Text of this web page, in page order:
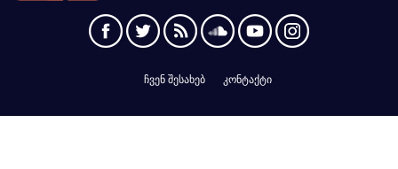
ჩვენ შესახებ კონტაქტი